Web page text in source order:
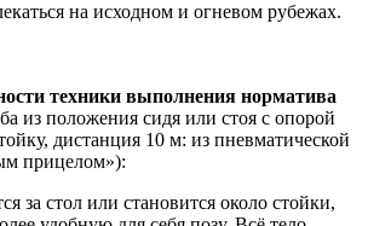
на исходном и огневом рубежах.
техники выполнения норматива
из положения сидя или стоя с опорой
дистанция 10 м: из пневматической
прицелом»):
за стол или становится около стойки,